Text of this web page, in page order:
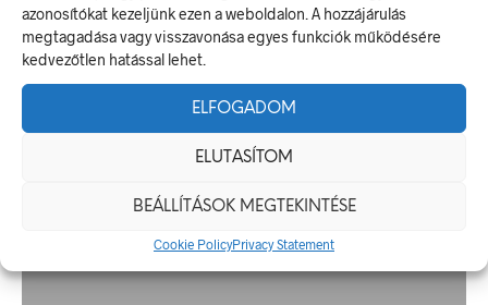
azonosítókat kezeljünk ezen a weboldalon. A hozzájárulás
megtagadása vagy visszavonása egyes funkciók működésére
kedvezőtlen hatással lehet.
ELFOGADOM
ELUTASÍTOM
BEÁLLÍTÁSOK MEGTEKINTÉSE
Cookie PolicyPrivacy Statement
A munkavédelem és a biztonság táblák minden országban
alapvető fontosságúak a munkahelyek megfelelő működése és…